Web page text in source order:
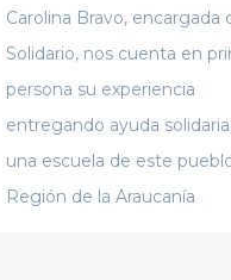
Carolina Bravo, encargada
Solidario, nos cuenta en
persona su experiencia
entregando ayuda
una escuela de este
Región de la Araucanía